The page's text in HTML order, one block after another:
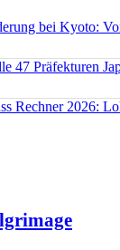
bei Kyoto:
47 Präfekturen
Rechner 2026: